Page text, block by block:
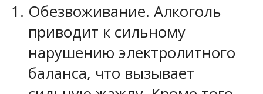
Обезвоживание. Алкоголь
приводит к сильному
нарушению электролитного
баланса, что вызывает